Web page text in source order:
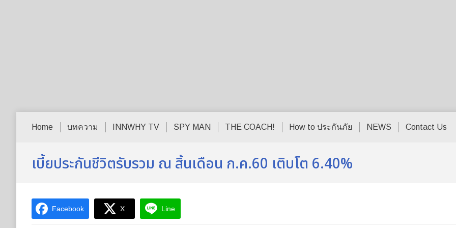
Home บทความ INNWHY TV SPY MAN THE COACH! How to ประกันภัย NEWS Contact Us
เบี้ยประกันชีวิตรับรวม ณ สิ้นเดือน ก.ค.60 เติบโต 6.40%
Facebook X Line